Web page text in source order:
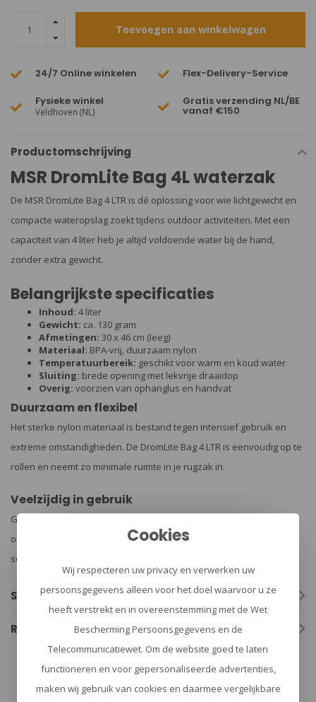
Toevoegen aan winkelwagen
24/7 Online winkelen Flex-Delivery-Service
Fysieke winkel
Veldhoven (NL)
Gratis verzending NL/BE
vanaf €150
Productomschrijving
MSR DromLite Bag 4L waterzak
De MSR DromLite Bag 4 LTR is dé oplossing voor wie lichtgewicht en
compacte wateropslag zoekt tijdens outdoor activiteiten. Met een
capaciteit van 4 liter heb je altijd voldoende water bij de hand,
zonder extra gewicht.
Belangrijkste specificaties
Inhoud: 4 liter
Gewicht: ca. 130 gram
Afmetingen: 30 x 46 cm (leeg)
Materiaal: BPA-vrij, duurzaam nylon
Temperatuurbereik: geschikt voor warm en koud water
Sluiting: brede opening met lekvrije draaidop
Overig: voorzien van ophanglus en handvat
Duurzaam en flexibel
Het sterke nylon materiaal is bestand tegen intensief gebruik en
extreme omstandigheden. De DromLite Bag 4 LTR is eenvoudig op te
rollen en neemt zo minimale ruimte in je rugzak in.
Veelzijdig in gebruik
Gebruik de DromLite Bag 4 LTR als drinkwaterreservoir, douche of
om af te wassen. Dankzij de brede opening is vullen en
schoonmaken eenvoudig.
Specificaties
Reviews
Cookies
Wij respecteren uw privacy en verwerken uw
persoonsgegevens alleen voor het doel waarvoor u ze
heeft verstrekt en in overeenstemming met de Wet
Bescherming Persoonsgegevens en de
Telecommunicatiewet. Om de website goed te laten
functioneren en voor gepersonaliseerde advertenties,
maken wij gebruik van cookies en daarmee vergelijkbare